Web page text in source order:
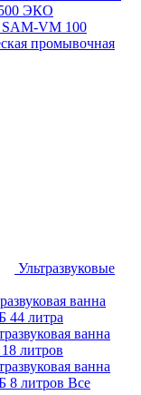
ЭКО
SAM-VM 100
промывочная
Ультразвуковые
ванна
44 литра
ванна
литров
ванна
8 литров Все